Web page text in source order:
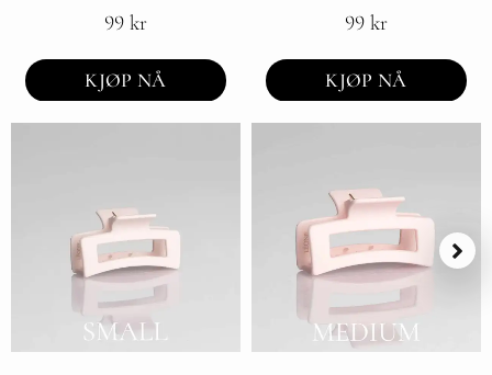
99 kr
KJØP NÅ
99 kr
KJØP NÅ